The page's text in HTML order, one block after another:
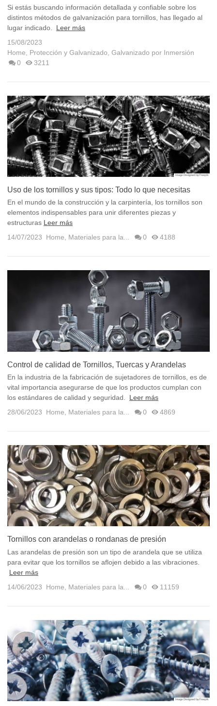
Elegir el...
Si estás buscando información detallada y confiable sobre los
distintos métodos de galvanización para tornillos, has llegado al
lugar indicado.
Leer más
15/08/2023
Home
Protección y Galvanizado Galvanizado por Inmersión
0
3211
Uso de los tornillos y sus tipos: Todo lo que necesitas
saber
En el mundo de la construcción y la carpintería, los tornillos son
elementos indispensables para unir diferentes piezas y
estructuras Leer más
14/07/2023
Home, Materiales para la... 0 4188
Control de calidad de Tornillos, Tuercas y Arandelas
En la industria de la fabricación de sujetadores de tornillos, es de
vital importancia asegurarse de que los productos cumplan con
los estándares de calidad y seguridad.
Leer más
28/06/2023
Home Materiales para la... 0 4869
Tornillos con arandelas o rondanas de presión
características
Las arandelas de presión son un tipo de arandela que se utiliza
para evitar que los tornillos se aflojen debido a las vibraciones.
Leer más
14/06/2023
Home Materiales para la... 0 11159